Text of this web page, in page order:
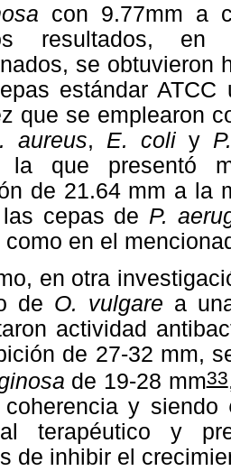
con 9.77mm a
resultados, en
se obtuvieron
estándar ATCC
que se emplearon
aureus, E. coliy
la que presentó
de 21.64 mm a la
cepas de P.
como en el
en otra
de O. vulgare a
actividad
de 27-32 mm,
de 19-28 mm33
coherencia y siendo
terapéutico y
de inhibir el